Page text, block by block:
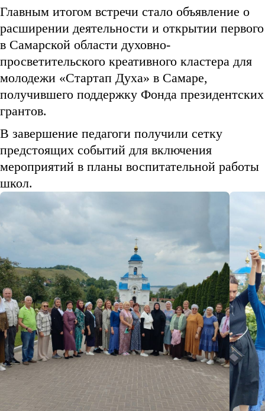
Главным итогом встречи стало объявление о
расширении деятельности и открытии первого
в Самарской области духовно-
просветительского креативного кластера для
молодежи «Стартап Духа» в Самаре,
получившего поддержку Фонда президентских
грантов.
В завершение педагоги получили сетку
предстоящих событий для включения
мероприятий в планы воспитательной работы
школ.